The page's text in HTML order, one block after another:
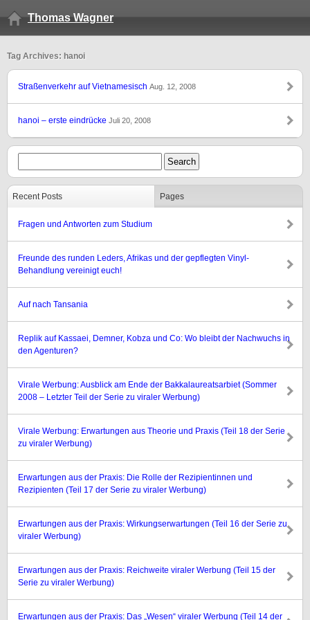
Thomas Wagner
Tag Archives: hanoi
Straßenverkehr auf Vietnamesisch Aug. 12, 2008
hanoi – erste eindrücke Juli 20, 2008
Recent Posts Pages
Fragen und Antworten zum Studium
Freunde des runden Leders, Afrikas und der gepflegten Vinyl-
Behandlung vereinigt euch!
Auf nach Tansania
Replik auf Kassaei, Demner, Kobza und Co: Wo bleibt der Nachwuchs in
den Agenturen?
Virale Werbung: Ausblick am Ende der Bakkalaureatsarbiet (Sommer
2008 – Letzter Teil der Serie zu viraler Werbung)
Virale Werbung: Erwartungen aus Theorie und Praxis (Teil 18 der Serie
zu viraler Werbung)
Erwartungen aus der Praxis: Die Rolle der Rezipientinnen und
Rezipienten (Teil 17 der Serie zu viraler Werbung)
Erwartungen aus der Praxis: Wirkungserwartungen (Teil 16 der Serie zu
viraler Werbung)
Erwartungen aus der Praxis: Reichweite viraler Werbung (Teil 15 der
Serie zu viraler Werbung)
Erwartungen aus der Praxis: Das „Wesen“ viraler Werbung (Teil 14 der